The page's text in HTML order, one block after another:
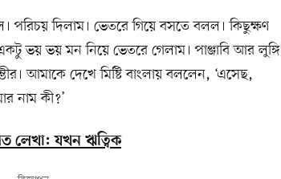
দিলাম। ভেতরে গিয়ে বসতে বলল। কিছুক্ষণ
ভয় ভয় মন নিয়ে ভেতরে গেলাম। পাঞ্জাবি আর লুঙ্গি
আমাকে দেখে মিষ্টি বাংলায় বললেন, ‘এসেছ,
নাম কী?’
লেখা: যখন ঋত্বিক